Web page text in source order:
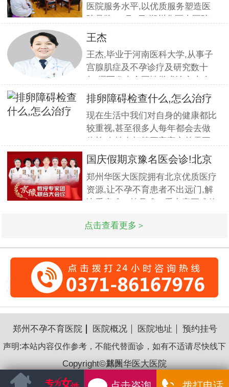
医院服务水平,以优质服务塑造医
院品牌,11月5日,郑州华医大医院
组织全员开展优质服务提升培训.
本期培训邀请到职业素养与服务设
计专家
王杰
王杰,毕业于河南医科大学,从事子
宫腺肌症及不孕诊疗及研究数十
年,撰写发表全国性学术论文十余
篇.对宫、腹腔镜等微创高科技技
术诊治子宫腺肌症、石女、子宫肌
瘤、女性不孕等妇科疑难杂症有一
套成熟完整的方案,深得患者好评!
排卵障碍检查什么,怎么治疗
现在生活中我们对自身的健康都比
较重视,甚至很多人每年都会去做
到医院做孕前检查,这样才能更好
的保证怀孕的诊疗率.有患者想了
解排卵障碍检查什么?怎么治疗?我
们来一起了解下. 排卵障碍检查什
国庆假期京豫名医会诊!北京
不孕
郑州华医大医院拥有北京优质医疗
资源,让不孕不育患者不出远门,解
决看病难、挂号难、看专家更难的
北京专家将与郑州华医大医院名医
生
点击查看更多＞
郑州不孕不育医院 医院概况 医院地址 预约挂号
声明:本站内容仅作参考，不能代替面诊，如有不适请尽快线下
就医
Copyright©郑州华医大医院
豫ICP备16018176号-35
7